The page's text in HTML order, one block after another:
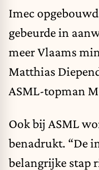
Imec
gebeurde in
meer Vlaams
Matthias
ASML-topman
Ook bij ASML
benadrukt. “De
belangrijke stap